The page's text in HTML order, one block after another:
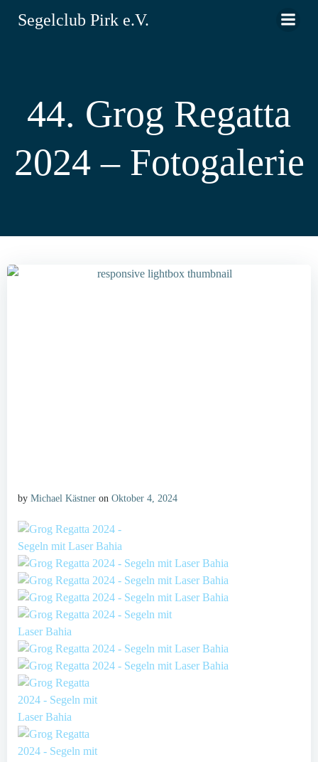
Segelclub Pirk e.V.
44. Grog Regatta
2024 – Fotogalerie
by Michael Kästner on Oktober 4, 2024